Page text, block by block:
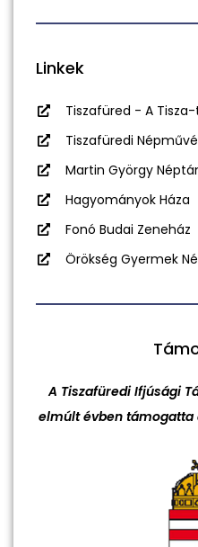
Linkek
Tiszafüred - A
Tiszafüredi
Martin György
Hagyományok Háza
Fonó Budai Zeneház
Örökség Gyermek
A Tiszafüredi Ifjúsági
elmúlt évben támogatta